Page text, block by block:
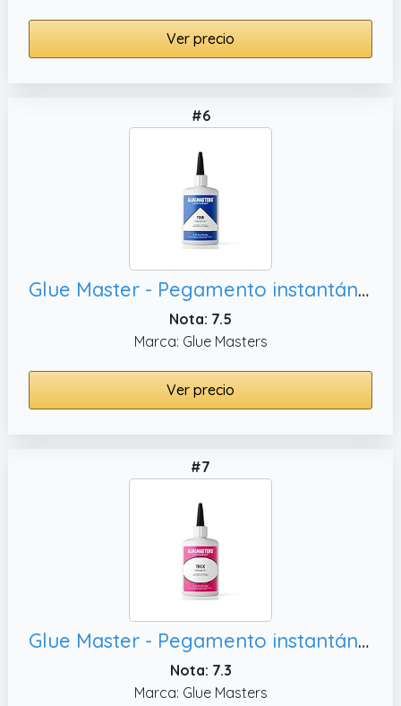
Ver precio
#6
Glue Master - Pegamento instantáneo para manualidades y madera, metal y más
Nota: 7.5
Marca: Glue Masters
Ver precio
#7
Glue Master - Pegamento instantáneo para manualidades y madera, metal y más
Nota: 7.3
Marca: Glue Masters